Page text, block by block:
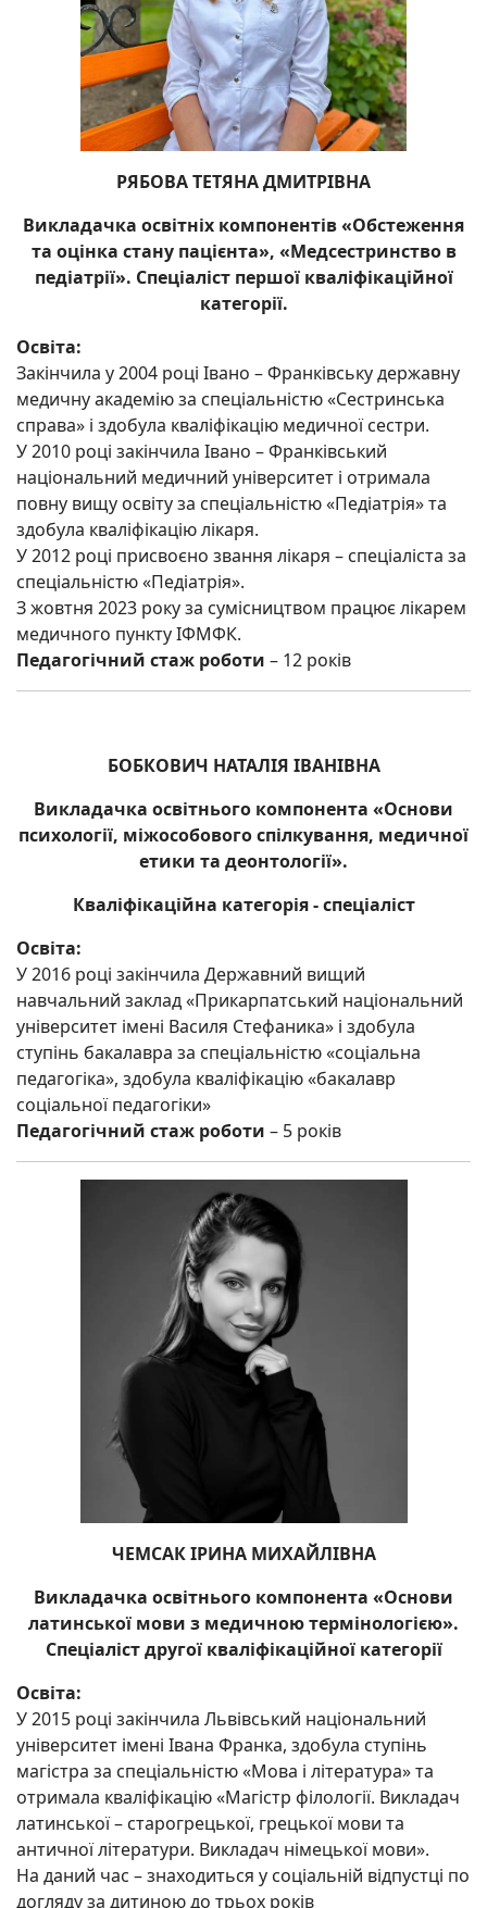
РЯБОВА ТЕТЯНА ДМИТРІВНА
Викладачка освітніх компонентів «Обстеження
та оцінка стану пацієнта», «Медсестринство в
педіатрії». Спеціаліст першої кваліфікаційної
категорії.
Освіта:
Закінчила у 2004 році Івано – Франківську державну
медичну академію за спеціальністю «Сестринська
справа» і здобула кваліфікацію медичної сестри.
У 2010 році закінчила Івано – Франківський
національний медичний університет і отримала
повну вищу освіту за спеціальністю «Педіатрія» та
здобула кваліфікацію лікаря.
У 2012 році присвоєно звання лікаря – спеціаліста за
спеціальністю «Педіатрія».
З жовтня 2023 року за сумісництвом працює лікарем
медичного пункту ІФМФК.
Педагогічний стаж роботи – 12 років
БОБКОВИЧ НАТАЛІЯ ІВАНІВНА
Викладачка освітнього компонента «Основи
психології, міжособового спілкування, медичної
етики та деонтології».
Кваліфікаційна категорія - спеціаліст
Освіта:
У 2016 році закінчила Державний вищий
навчальний заклад «Прикарпатський національний
університет імені Василя Стефаника» і здобула
ступінь бакалавра за спеціальністю «соціальна
педагогіка», здобула кваліфікацію «бакалавр
соціальної педагогіки»
Педагогічний стаж роботи – 5 років
ЧЕМСАК ІРИНА МИХАЙЛІВНА
Викладачка освітнього компонента «Основи
латинської мови з медичною термінологією».
Спеціаліст другої кваліфікаційної категорії
Освіта:
У 2015 році закінчила Львівський національний
університет імені Івана Франка, здобула ступінь
магістра за спеціальністю «Мова і література» та
отримала кваліфікацію «Магістр філології. Викладач
латинської – старогрецької, грецької мови та
античної літератури. Викладач німецької мови».
На даний час – знаходиться у соціальній відпустці по
догляду за дитиною до трьох років